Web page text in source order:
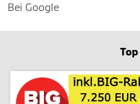
Bei Google